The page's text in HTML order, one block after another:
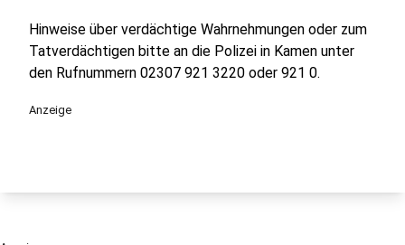
Hinweise über verdächtige Wahrnehmungen oder zum
Tatverdächtigen bitte an die Polizei in Kamen unter
den Rufnummern 02307 921 3220 oder 921 0.
Anzeige